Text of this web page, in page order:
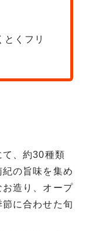
くフリ
、約30種類
の旨味を集め
造り、オープ
に合わせた旬